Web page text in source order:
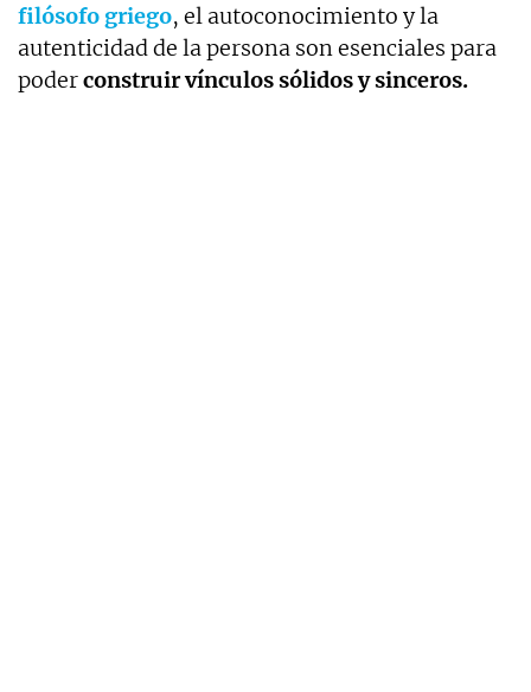
filósofo griego, el autoconocimiento y la
autenticidad de la persona son esenciales para
poderconstruir vínculos sólidos y sinceros.